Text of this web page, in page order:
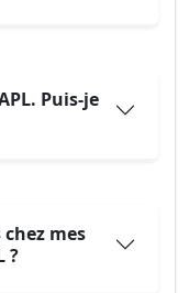
Puis-je
mes
?